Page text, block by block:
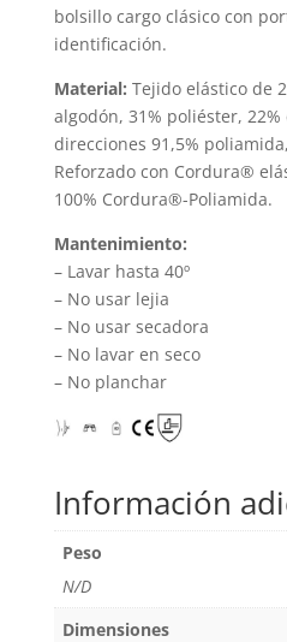
bolsillo cargo clásico con
identificación.
Material: Tejido elástico de
algodón, 31% poliéster,
direcciones 91,5%
Reforzado con Cordura®
100% Cordura®-Poliamida.
Mantenimiento:
– Lavar hasta 40º
– No usar lejia
– No usar secadora
– No lavar en seco
– No planchar
Información
Peso
N/D
Dimensiones